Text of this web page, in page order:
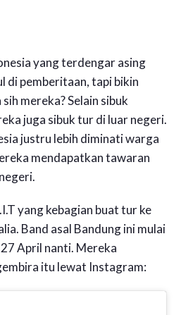
yang terdengar asing
di pemberitaan, tapi bikin
mereka? Selain sibuk
juga sibuk tur di luar negeri.
justru lebih diminati warga
mendapatkan tawaran
yang kebagian buat tur ke
Band asal Bandung ini mulai
April nanti. Mereka
itu lewat Instagram: